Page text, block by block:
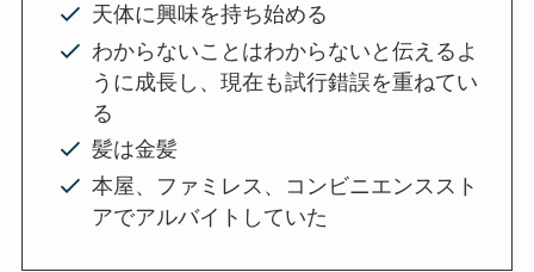
天体に興味を持ち始める
わからないことはわからないと伝えるよ
うに成長し、現在も試行錯誤を重ねてい
る
髪は金髪
本屋、ファミレス、コンビニエンススト
アでアルバイトしていた